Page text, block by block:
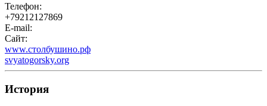
Телефон:
+79212127869
E-mail:
Сайт:
www.столбушино.рф
svyatogorsky.org
История